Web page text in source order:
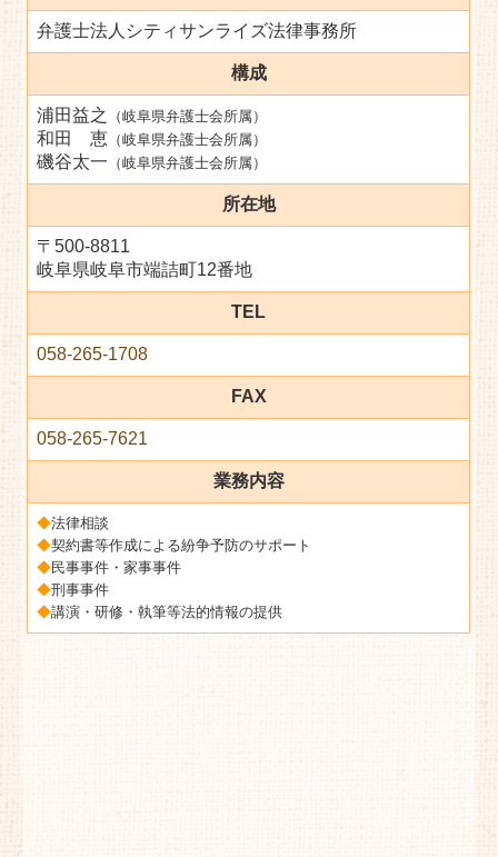
弁護士法人シティサンライズ法律事務所
構成
浦田益之 （岐阜県弁護士会所属）
和田 恵 （岐阜県弁護士会所属）
磯谷太一 （岐阜県弁護士会所属）
所在地
〒500-8811
岐阜県岐阜市端詰町12番地
TEL
058-265-1708
FAX
058-265-7621
業務内容
◆法律相談
◆契約書等作成による紛争予防のサポート
◆民事事件・家事事件
◆刑事事件
◆講演・研修・執筆等法的情報の提供